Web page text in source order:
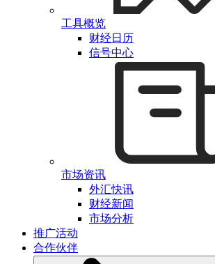
工具概览
财经日历
信号中心
市场资讯
外汇快讯
财经新闻
市场分析
推广活动
合作伙伴